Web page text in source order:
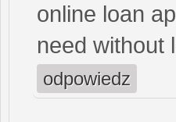
online loan
need without
odpowiedz